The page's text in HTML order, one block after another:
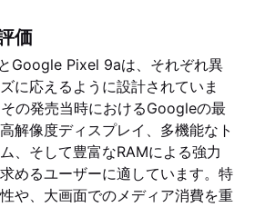
価
Google Pixel 9aは、それぞれ異
に応えるように設計されていま
の発売当時におけるGoogleの最
解像度ディスプレイ、多機能なト
、そして豊富なRAMによる強力
めるユーザーに適しています。特
や、大画面でのメディア消費を重